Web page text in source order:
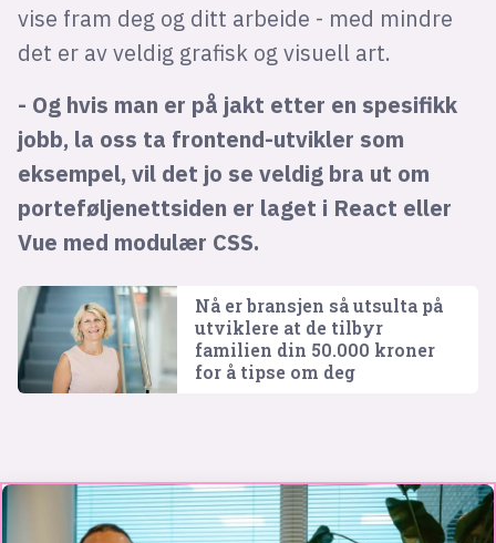
vise fram deg og ditt arbeide - med mindre
det er av veldig grafisk og visuell art.
- Og hvis man er på jakt etter en spesifikk
jobb, la oss ta frontend-utvikler som
eksempel, vil det jo se veldig bra ut om
porteføljenettsiden er laget i React eller
Vue med modulær CSS.
Nå er bransjen så utsulta på
utviklere at de tilbyr
familien din 50.000 kroner
for å tipse om deg